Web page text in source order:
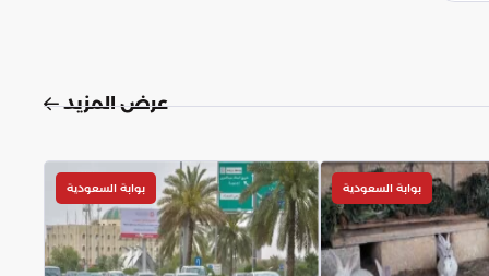
عرض المزيد
بوابة السعودية بوابة السعودية